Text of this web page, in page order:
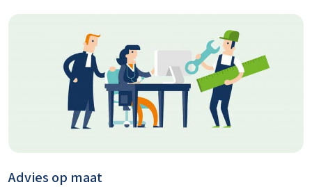
Advies op maat